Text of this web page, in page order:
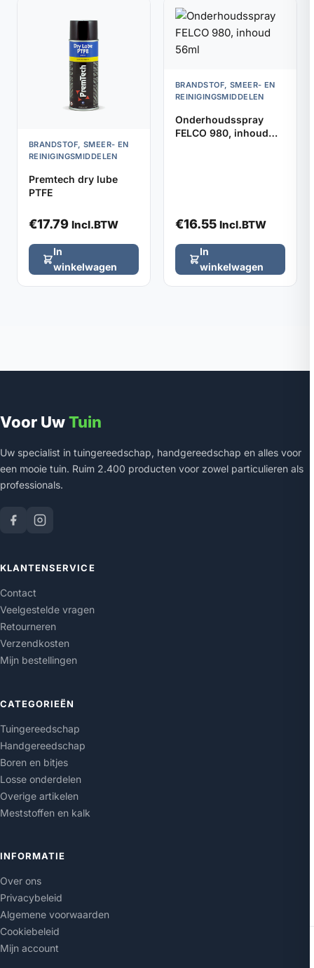
BRANDSTOF, SMEER- EN
REINIGINGSMIDDELEN
Premtech dry lube
PTFE
€17.79 Incl.BTW
In
winkelwagen
BRANDSTOF, SMEER- EN
REINIGINGSMIDDELEN
Onderhoudsspray
FELCO 980, inhoud
€16.55 Incl.BTW
In
winkelwagen
Voor UwTuin
Uw specialist in tuingereedschap, handgereedschap en alles voor
een mooie tuin. Ruim 2.400 producten voor zowel particulieren als
professionals.
KLANTENSERVICE
Contact
Veelgestelde vragen
Retourneren
Verzendkosten
Mijn bestellingen
CATEGORIEËN
Tuingereedschap
Handgereedschap
Boren en bitjes
Losse onderdelen
Overige artikelen
Meststoffen en kalk
INFORMATIE
Over ons
Privacybeleid
Algemene voorwaarden
Cookiebeleid
Mijn account